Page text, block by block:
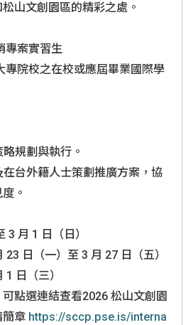
山文創園區的精彩之處。
專案實習生
專院校之在校或應屆畢業國際學
規劃與執行。
台外籍人士策劃推廣方案， 協
。
3 月 1 日（日）
日（一）至 3 月 27 日（五）
日（三）
點選連結查看2026 松山文創園
簡章 https://sccp.pse.is/interna